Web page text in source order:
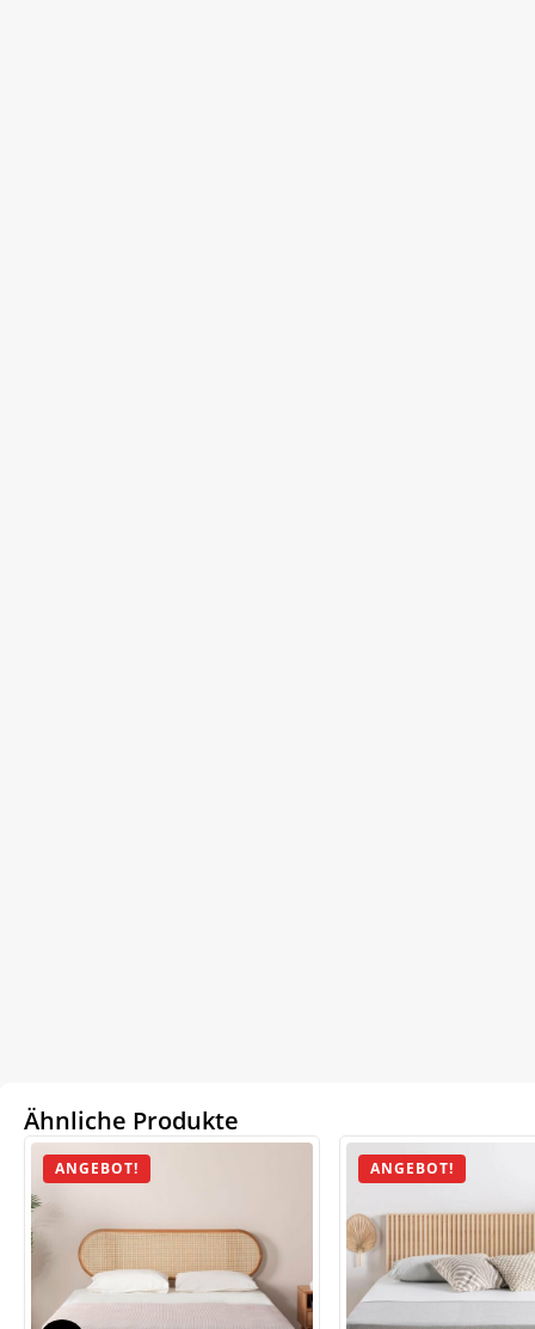
Ähnliche Produkte
ANGEBOT! ANGEBOT!